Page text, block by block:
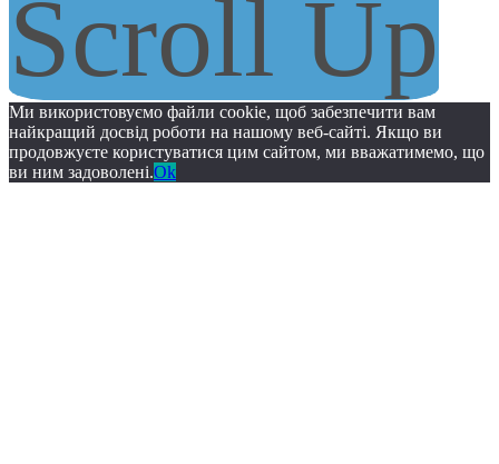
Scroll Up
Ми використовуємо файли cookie, щоб забезпечити вам
найкращий досвід роботи на нашому веб-сайті. Якщо ви
продовжуєте користуватися цим сайтом, ми вважатимемо, що
ви ним задоволені.Ok